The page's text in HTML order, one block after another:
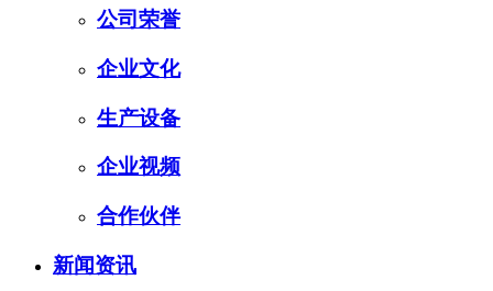
公司荣誉
企业文化
生产设备
企业视频
合作伙伴
新闻资讯